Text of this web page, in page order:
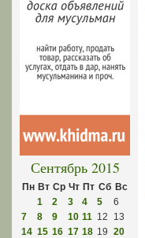
Сентябрь 2015
Пн Вт Ср Чт Пт Сб Вс
1
2 3 4 5
6
7
8 9 10 11 12
13
14 15 16 17 18 19 20